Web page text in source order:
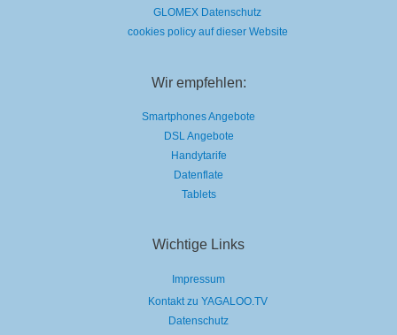
GLOMEX Datenschutz
cookies policy auf dieser Website
Wir empfehlen:
Smartphones Angebote
DSL Angebote
Handytarife
Datenflate
Tablets
Wichtige Links
Impressum
Kontakt zu YAGALOO.TV
Datenschutz